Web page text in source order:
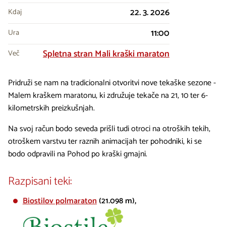
Kdaj 22. 3. 2026
Ura 11:00
Več Spletna stran Mali kraški maraton
Pridruži se nam na tradicionalni otvoritvi nove tekaške sezone -
Malem kraškem maratonu, ki združuje tekače na 21, 10 ter 6-
kilometrskih preizkušnjah.
Na svoj račun bodo seveda prišli tudi otroci na otroških tekih,
otroškem varstvu ter raznih animacijah ter pohodniki, ki se
bodo odpravili na Pohod po kraški gmajni.
Razpisani teki:
Biostilov polmaraton(21.098 m),